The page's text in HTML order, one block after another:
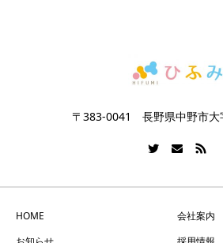
〒383-0041 長野県中野市大
HOME
会社案内